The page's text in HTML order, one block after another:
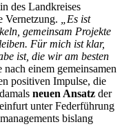
des Landkreises
Vernetzung.
„Es ist
gemeinsam Projekte
Für mich ist klar,
ist, die wir am besten
nach einem gemeinsamen
positiven Impulse, die
neuen Ansatz der
unter Federführung
bislang